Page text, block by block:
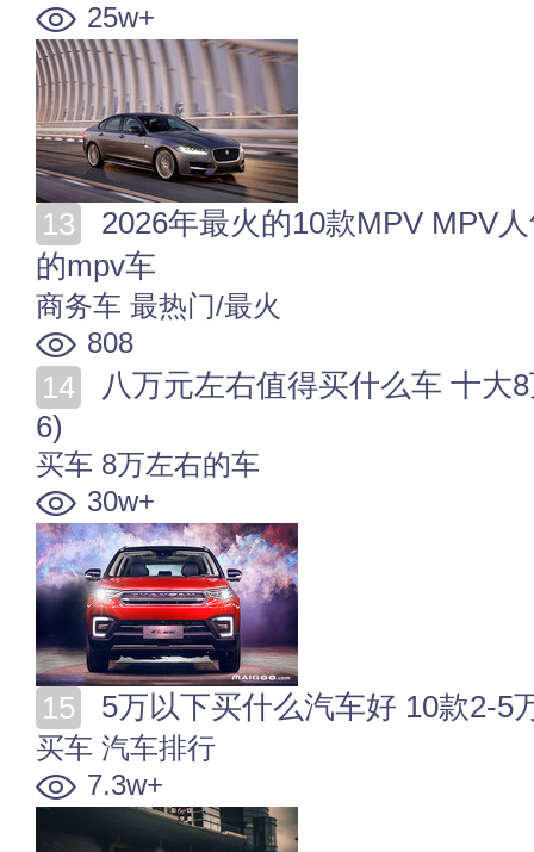
25w+
的mpv车
商务车 最热门/最火
808
6)
买车 8万左右的车
30w+
5万以下买什么汽车好 10款2-5
买车 汽车排行
7.3w+